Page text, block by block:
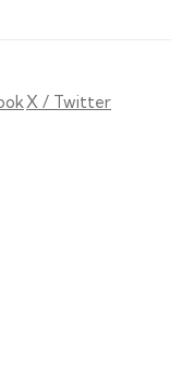
X / Twitter